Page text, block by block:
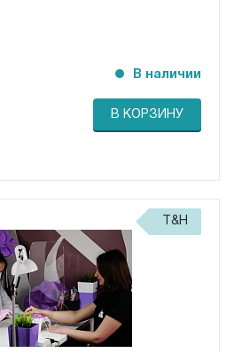
В наличии
В КОРЗИНУ
T&H